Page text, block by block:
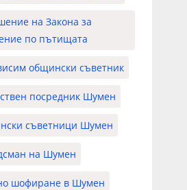
на Закона за
по пътищата
общински съветник
посредник Шумен
съветници Шумен
на Шумен
шофиране в Шумен